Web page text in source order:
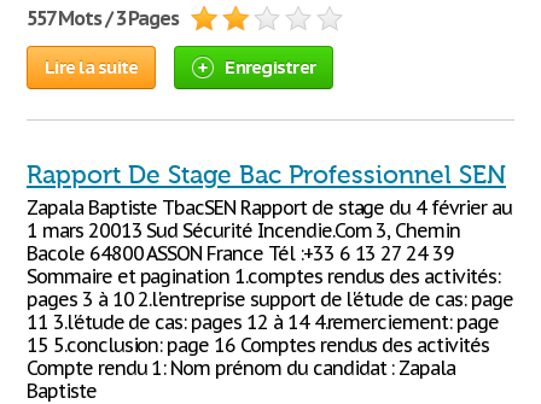
557 Mots / 3 Pages
Lire la suite Enregistrer
Rapport De Stage Bac Professionnel SEN
Zapala Baptiste TbacSEN Rapport de stage du 4 février au
1 mars 20013 Sud Sécurité Incendie.Com 3, Chemin
Bacole 64800 ASSON France Tél :+33 6 13 27 24 39
Sommaire et pagination 1.comptes rendus des activités:
pages 3 à 10 2.l'entreprise support de l'étude de cas: page
11 3.l'étude de cas: pages 12 à 14 4.remerciement: page
15 5.conclusion: page 16 Comptes rendus des activités
Compte rendu 1: Nom prénom du candidat : Zapala
Baptiste